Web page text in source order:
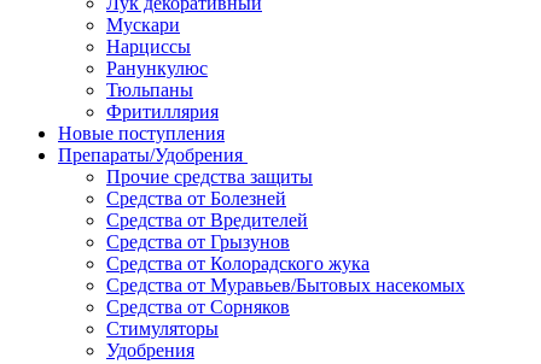
Мускари
Нарциссы
Ранункулюс
Тюльпаны
Фритиллярия
Новые поступления
Препараты/Удобрения
Прочие средства защиты
Средства от Болезней
Средства от Вредителей
Средства от Грызунов
Средства от Колорадского жука
Средства от Муравьев/Бытовых насекомых
Средства от Сорняков
Стимуляторы
Удобрения